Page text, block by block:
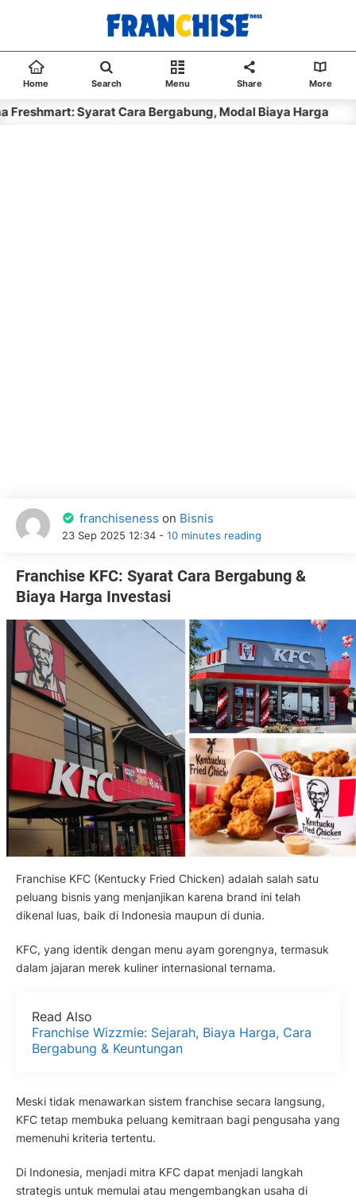
Home Search Menu Share More
Syarat Cara Bergabung, Modal Biaya Harga 8 month
franchiseness on Bisnis
23 Sep 2025 12:34 - 10 minutes reading
Franchise KFC: Syarat Cara Bergabung &
Biaya Harga Investasi
Franchise KFC (Kentucky Fried Chicken) adalah salah satu
peluang bisnis yang menjanjikan karena brand ini telah
dikenal luas, baik di Indonesia maupun di dunia.
KFC, yang identik dengan menu ayam gorengnya, termasuk
dalam jajaran merek kuliner internasional ternama.
Read Also
Franchise Wizzmie: Sejarah, Biaya Harga, Cara
Bergabung & Keuntungan
Meski tidak menawarkan sistem franchise secara langsung,
KFC tetap membuka peluang kemitraan bagi pengusaha yang
memenuhi kriteria tertentu.
Di Indonesia, menjadi mitra KFC dapat menjadi langkah
strategis untuk memulai atau mengembangkan usaha di